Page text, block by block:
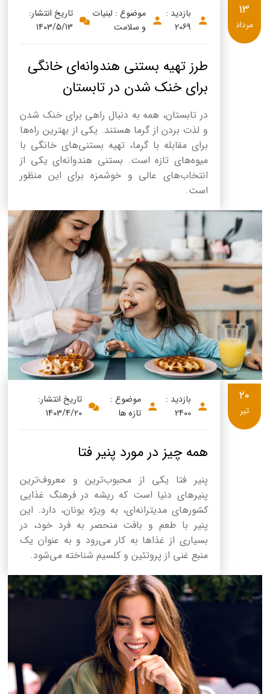
بازدید :
2069
موضوع : لبنیات
و سلامت
تاریخ انتشار:
1403/5/13
طرز تهیه بستنی هندوانه‌ای خانگی
برای خنک شدن در تابستان
در تابستان، همه به دنبال راهی برای خنک شدن
و لذت بردن از گرما هستند. یکی از بهترین راه‌ها
برای مقابله با گرما، تهیه بستنی‌های خانگی با
میوه‌های تازه است. بستنی هندوانه‌ای یکی از
انتخاب‌های عالی و خوشمزه برای این منظور
است.
13
مرداد
بازدید :
2400
موضوع :
تازه ها
تاریخ انتشار:
1403/4/20
همه چیز در مورد پنیر فتا
پنیر فتا یکی از محبوب‌ترین و معروف‌ترین
پنیرهای دنیا است که ریشه در فرهنگ غذایی
کشورهای مدیترانه‌ای، به ویژه یونان، دارد. این
پنیر با طعم و بافت منحصر به فرد خود، در
بسیاری از غذاها به کار می‌رود و به عنوان یک
منبع غنی از پروتئین و کلسیم شناخته می‌شود.
20
تیر